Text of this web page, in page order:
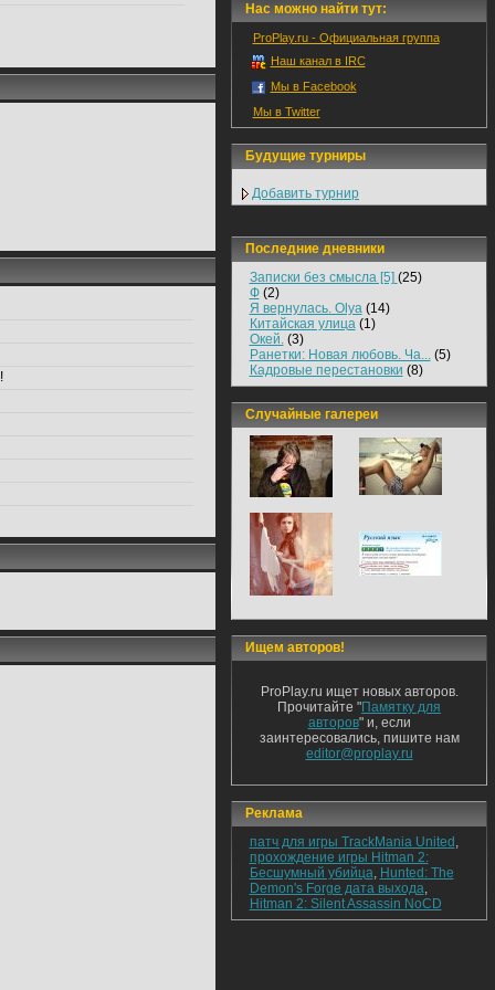
Нас можно найти тут:
ProPlay.ru - Официальная группа
Наш канал в IRC
Мы в Facebook
Мы в Twitter
Будущие турниры
Добавить турнир
Последние дневники
Записки без смысла [5] (25)
Ф(2)
Я вернулась. Olya(14)
Китайская улица(1)
Окей.(3)
Ранетки: Новая любовь. Ча...(5)
Кадровые перестановки (8)
Случайные галереи
Ищем авторов!
ProPlay.ru ищет новых авторов.
Прочитайте "Памятку для
авторов" и, если
заинтересовались, пишите нам
editor@proplay.ru
Реклама
патч для игры TrackMania United ,
прохождение игры Hitman 2:
Бесшумный убийца, Hunted: The
Demon's Forge дата выхода,
Hitman 2: Silent Assassin NoCD